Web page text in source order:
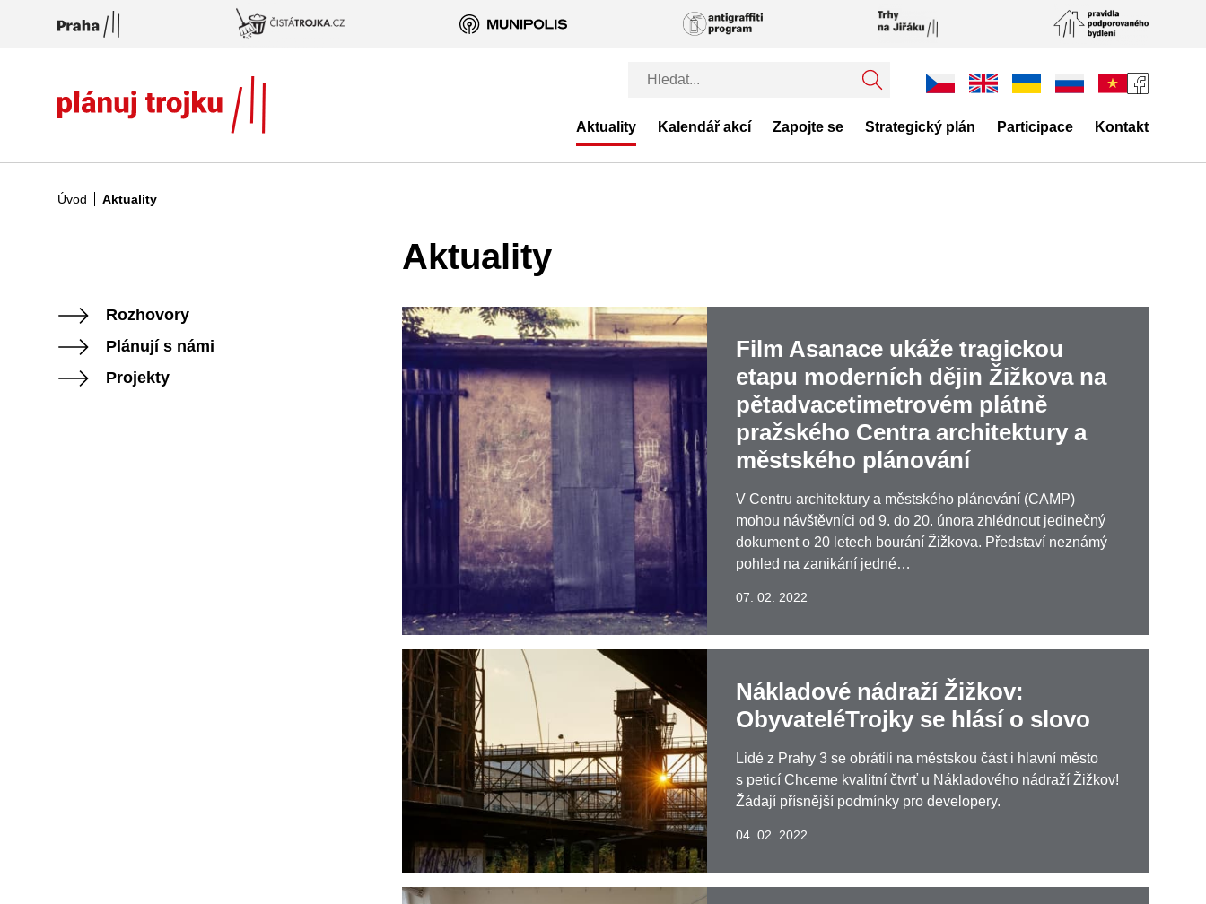
Přeskočit na hlavní obsah
Aktuality Kalendář akcí Zapojte se Strategický plán Participace Kontakt
Úvod Aktuality
Rozhovory
Plánují s námi
Projekty
Aktuality
Film Asanace ukáže tragickou
etapu moderních dějin Žižkova na
pětadvacetimetrovém plátně
pražského Centra architektury a
městského plánování
V Centru architektury a městského plánování (CAMP)
mohou návštěvníci od 9. do 20. února zhlédnout jedinečný
dokument o 20 letech bourání Žižkova. Představí neznámý
pohled na zanikání jedné…
07. 02. 2022
Nákladové nádraží Žižkov:
ObyvateléTrojky se hlásí o slovo
Lidé z Prahy 3 se obrátili na městskou část i hlavní město
s peticí Chceme kvalitní čtvrť u Nákladového nádraží Žižkov!
Žádají přísnější podmínky pro developery.
04. 02. 2022